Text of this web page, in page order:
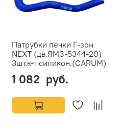
Патрубки печки Г-зон
NEXT (дв.ЯМЗ-5344-20)
3шт.к-т силикон.(CARUM)
1 082 руб.